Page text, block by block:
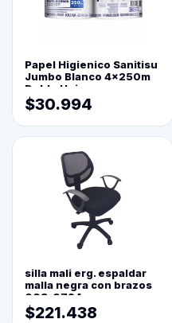
Papel Higienico Sanitisu
Jumbo Blanco 4x250m
Doble Hoja
$30.994
silla mali erg. espaldar
malla negra con brazos
003-0794
$221.438